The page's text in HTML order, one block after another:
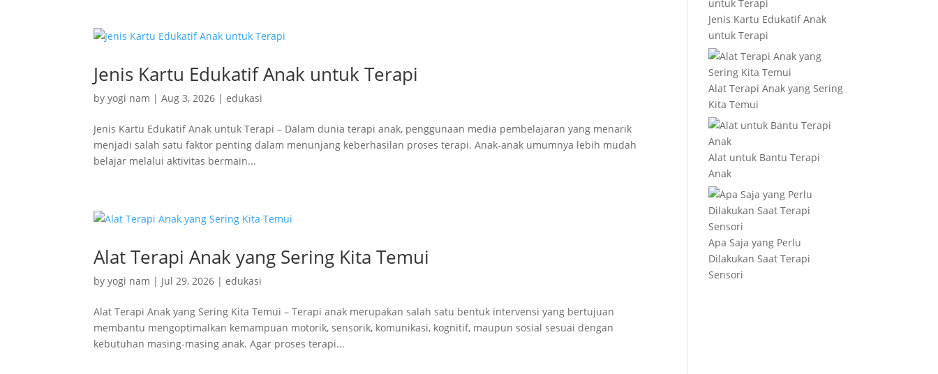
Jenis Kartu Edukatif Anak untuk Terapi
byyogi nam |Aug 3, 2026 |edukasi
Jenis Kartu Edukatif Anak untuk Terapi – Dalam dunia terapi anak, penggunaan media pembelajaran yang menarik
menjadi salah satu faktor penting dalam menunjang keberhasilan proses terapi. Anak-anak umumnya lebih mudah
belajar melalui aktivitas bermain...
Alat Terapi Anak yang Sering Kita Temui
byyogi nam | Jul 29, 2026 |edukasi
Alat Terapi Anak yang Sering Kita Temui – Terapi anak merupakan salah satu bentuk intervensi yang bertujuan
membantu mengoptimalkan kemampuan motorik, sensorik, komunikasi, kognitif, maupun sosial sesuai dengan
kebutuhan masing-masing anak. Agar proses terapi...
Jenis Kartu Edukatif Anak
untuk Terapi
Alat Terapi Anak yang Sering
Kita Temui
Alat untuk Bantu Terapi
Anak
Apa Saja yang Perlu
Dilakukan Saat Terapi
Sensori